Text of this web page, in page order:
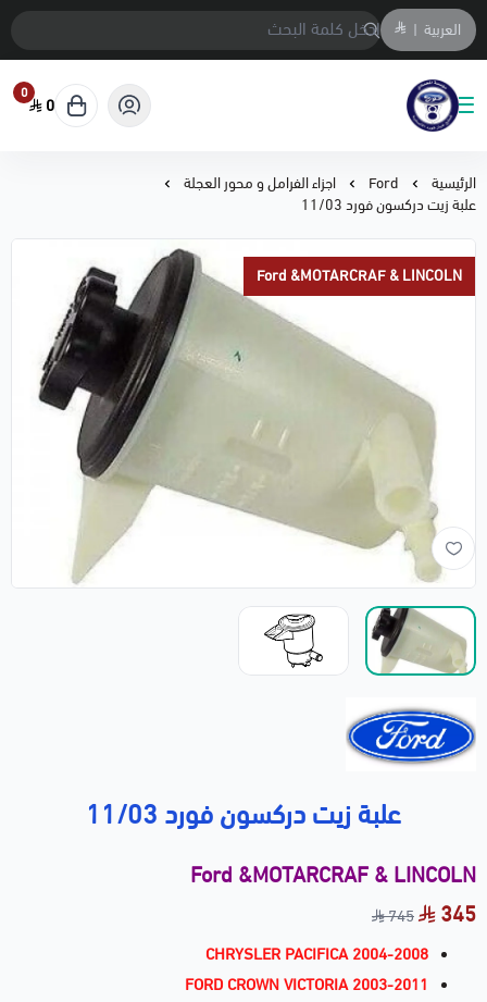
العربية |
متجر المحمادي لقطع السيارات
0
0
الرئيسية Ford
اجزاء الفرامل و محور العجلة
علبة زيت دركسون فورد 11/03
Ford &MOTARCRAF & LINCOLN
علبة زيت دركسون فورد 11/03
Ford &MOTARCRAF & LINCOLN
345
745
CHRYSLER PACIFICA 2004-2008
FORD CROWN VICTORIA 2003-2011